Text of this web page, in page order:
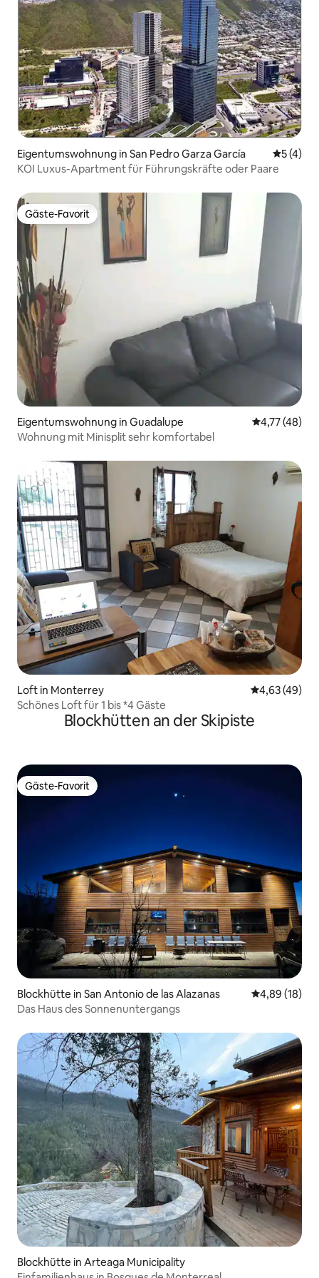
Eigentumswohnung in San Pedro Garza García
5 (4)
KOI Luxus-Apartment für Führungskräfte oder Paare
Gäste-Favorit
Gäste-Favorit
Eigentumswohnung in Guadalupe
4,77 (48)
Wohnung mit Minisplit sehr komfortabel
Loft in Monterrey
4,63 (49)
Schönes Loft für 1 bis *4 Gäste
Blockhütten an der Skipiste
Gäste-Favorit
Gäste-Favorit
Blockhütte in San Antonio de las Alazanas
4,89 (18)
Das Haus des Sonnenuntergangs
Blockhütte in Arteaga Municipality